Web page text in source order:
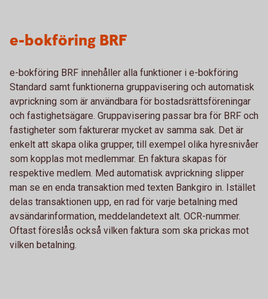
e-bokföring BRF
e-bokföring BRF innehåller alla funktioner i e-bokföring
Standard samt funktionerna gruppavisering och automatisk
avprickning som är användbara för bostadsrättsföreningar
och fastighetsägare. Gruppavisering passar bra för BRF och
fastigheter som fakturerar mycket av samma sak. Det är
enkelt att skapa olika grupper, till exempel olika hyresnivåer
som kopplas mot medlemmar. En faktura skapas för
respektive medlem. Med automatisk avprickning slipper
man se en enda transaktion med texten Bankgiro in. Istället
delas transaktionen upp, en rad för varje betalning med
avsändarinformation, meddelandetext alt. OCR-nummer.
Oftast föreslås också vilken faktura som ska prickas mot
vilken betalning.